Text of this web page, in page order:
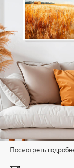
Посмотреть